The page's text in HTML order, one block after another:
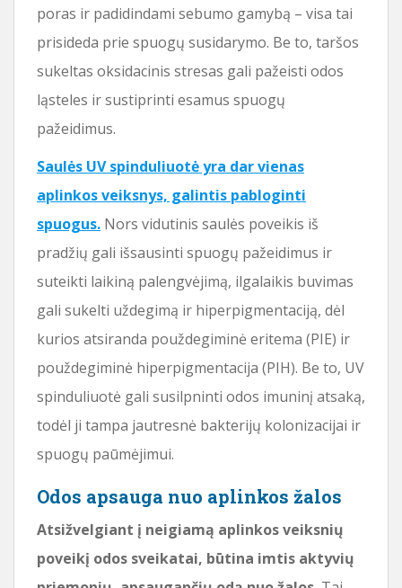
poras ir padidindami sebumo gamybą – visa tai
prisideda prie spuogų susidarymo. Be to, taršos
sukeltas oksidacinis stresas gali pažeisti odos
ląsteles ir sustiprinti esamus spuogų
pažeidimus.
Saulės UV spinduliuotė yra dar vienas
aplinkos veiksnys, galintis pabloginti
spuogus. Nors vidutinis saulės poveikis iš
pradžių gali išsausinti spuogų pažeidimus ir
suteikti laikiną palengvėjimą, ilgalaikis buvimas
gali sukelti uždegimą ir hiperpigmentaciją, dėl
kurios atsiranda použdegiminė eritema (PIE) ir
použdegiminė hiperpigmentacija (PIH). Be to, UV
spinduliuotė gali susilpninti odos imuninį atsaką,
todėl ji tampa jautresnė bakterijų kolonizacijai ir
spuogų paūmėjimui.
Odos apsauga nuo aplinkos žalos
Atsižvelgiant į neigiamą aplinkos veiksnių
poveikį odos sveikatai, būtina imtis aktyvių